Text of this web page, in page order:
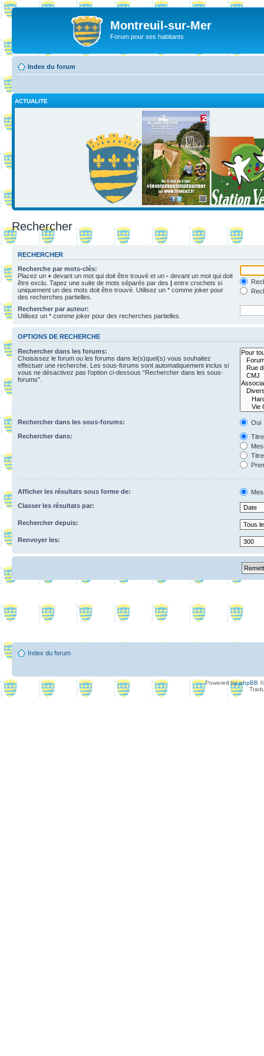
Montreuil-sur-Mer
Forum pour ses habitants
Index du forum
ACTUALITE
Rechercher
RECHERCHER
Recherche par mots-clés:
Placez un + devant un mot qui doit être trouvé et un - devant un mot qui doit
être exclu. Tapez une suite de mots séparés par des | entre crochets si
uniquement un des mots doit être trouvé. Utilisez un * comme joker pour
des recherches partielles.
Rechercher par auteur:
Utilisez un * comme joker pour des recherches partielles.
OPTIONS DE RECHERCHE
Rechercher dans les forums:
Choisissez le forum ou les forums dans le(s)quel(s) vous souhaitez
effectuer une recherche. Les sous-forums sont automatiquement inclus si
vous ne désactivez pas l’option ci-dessous “Rechercher dans les sous-
forums”.
Rechercher dans les sous-forums:
Oui
Rechercher dans:
Afficher les résultats sous forme de:
Classer les résultats par:
Rechercher depuis:
Renvoyer les:
Index du forum
Powered byphpBB